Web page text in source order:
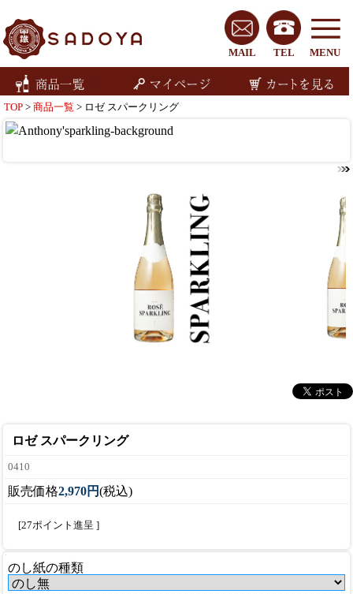
MENU
TEL
MAIL
TOP > 商品一覧 > ロゼ スパークリング
ロゼ スパークリング
0410
販売価格2,970円(税込)
[27ポイント進呈 ]
のし紙の種類